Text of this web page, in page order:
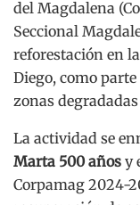
del Magdalena
Seccional
reforestación en
Diego, como
zonas
La actividad se
Marta 500 años y
Corpamag 2024-